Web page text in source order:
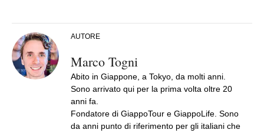
AUTORE
Marco Togni
Abito in Giappone, a Tokyo, da molti anni.
Sono arrivato qui per la prima volta oltre 20
anni fa.
Fondatore di GiappoTour e GiappoLife. Sono
da anni punto di riferimento per gli italiani che